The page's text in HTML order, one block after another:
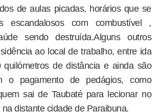
de aulas picadas, horários que se
escandalosos com combustível ,
sendo destruída.Alguns outros
ao local de trabalho, entre ida
de distância e ainda são
o pagamento de pedágios, como
sai de Taubaté para lecionar no
distante cidade de Paraibuna.